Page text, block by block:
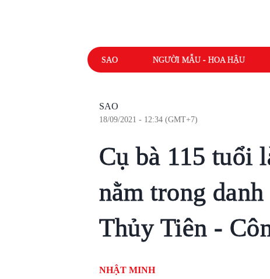
SAO NGƯỜI MẪU - HOA HẬU
SAO
18/09/2021 - 12:34 (GMT+7)
Cụ bà 115 tuổi
nằm trong
Thủy Tiên -
NHẬT MINH